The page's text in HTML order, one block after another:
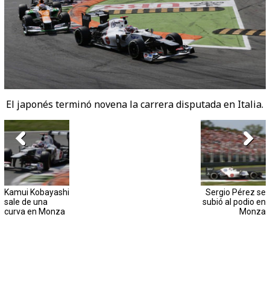
El japonés terminó novena la carrera disputada en Italia.
Kamui Kobayashi
sale de una
curva en Monza
Sergio Pérez se
subió al podio en
Monza